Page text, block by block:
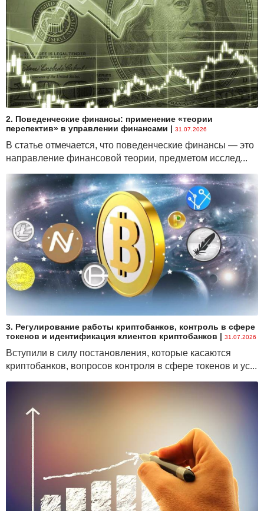
2. Поведенческие финансы: применение «теории
перспектив» в управлении финансами | 31.07.2026
В статье отмечается, что поведенческие финансы — это
направление финансовой теории, предметом исслед...
3. Регулирование работы криптобанков, контроль в сфере
токенов и идентификация клиентов криптобанков | 31.07.2026
Вступили в силу постановления, которые касаются
криптобанков, вопросов контроля в сфере токенов и ус...